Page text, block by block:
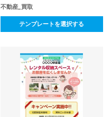
不動産_買取
テンプレートを選択する